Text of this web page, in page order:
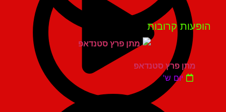
קרובות
מתן פרץ סטנדאפ
יום ש'